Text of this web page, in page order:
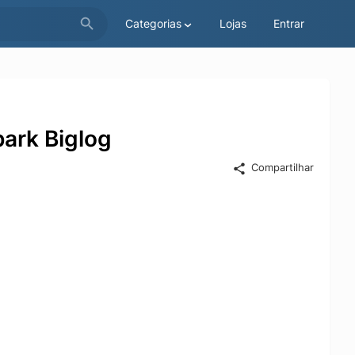
Categorias Lojas Entrar
Biglog
Compartilhar